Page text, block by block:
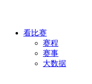
看比赛
赛程
赛事
大数据